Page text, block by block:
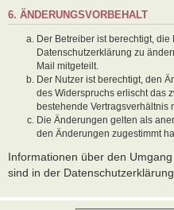
6. ÄNDERUNGSVORBEHALT
Der Betreiber ist berechtigt,
Datenschutzerklärung zu
Mail mitgeteilt.
Der Nutzer ist berechtigt, den
des Widerspruchs erlischt das
bestehende Vertragsverhältnis
Die Änderungen gelten als
den Änderungen zugestimmt
Informationen über den
sind in der